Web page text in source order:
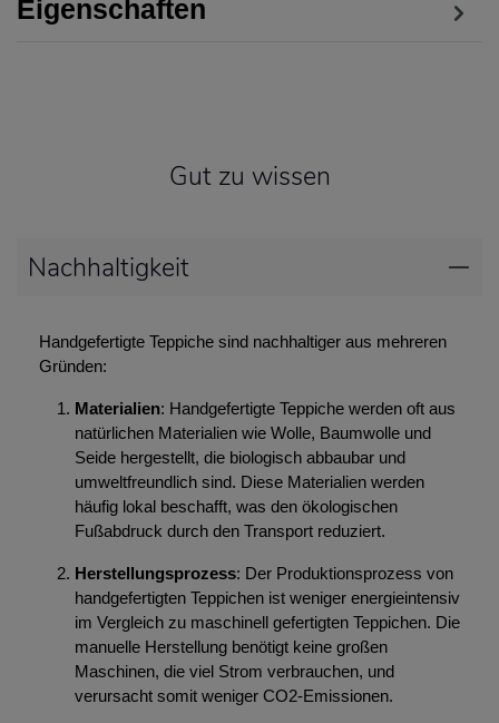
Eigenschaften
Gut zu wissen
Nachhaltigkeit
Handgefertigte Teppiche sind nachhaltiger aus mehreren
Gründen:
Materialien: Handgefertigte Teppiche werden oft aus
natürlichen Materialien wie Wolle, Baumwolle und
Seide hergestellt, die biologisch abbaubar und
umweltfreundlich sind. Diese Materialien werden
häufig lokal beschafft, was den ökologischen
Fußabdruck durch den Transport reduziert.
Herstellungsprozess: Der Produktionsprozess von
handgefertigten Teppichen ist weniger energieintensiv
im Vergleich zu maschinell gefertigten Teppichen. Die
manuelle Herstellung benötigt keine großen
Maschinen, die viel Strom verbrauchen, und
verursacht somit weniger CO2-Emissionen.